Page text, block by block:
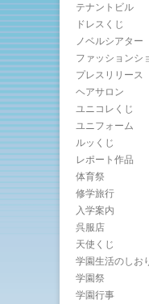
テナントビル
ドレスくじ
ノベルシアター
ファッションシ
プレスリリース
ヘアサロン
ユニコレくじ
ユニフォーム
ルッくじ
レポート作品
体育祭
修学旅行
入学案内
呉服店
天使くじ
学園生活のしお
学園祭
学園行事